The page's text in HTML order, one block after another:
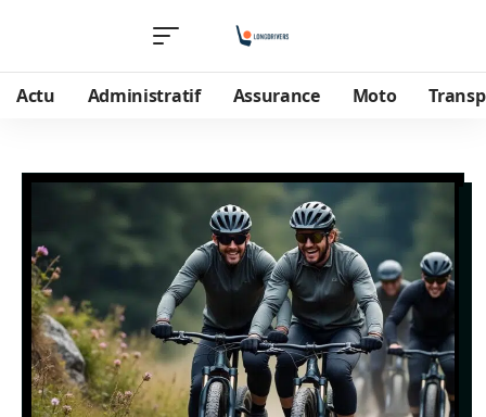
Actu Administratif Assurance Moto